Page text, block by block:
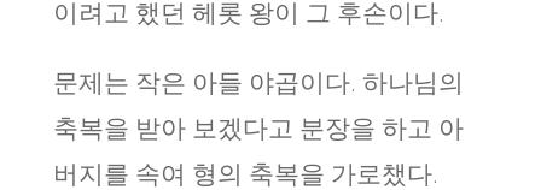
이려고 했던 헤롯 왕이 그 후손이다.
문제는 작은 아들 야곱이다. 하나님의
축복을 받아 보겠다고 분장을 하고 아
버지를 속여 형의 축복을 가로챘다.